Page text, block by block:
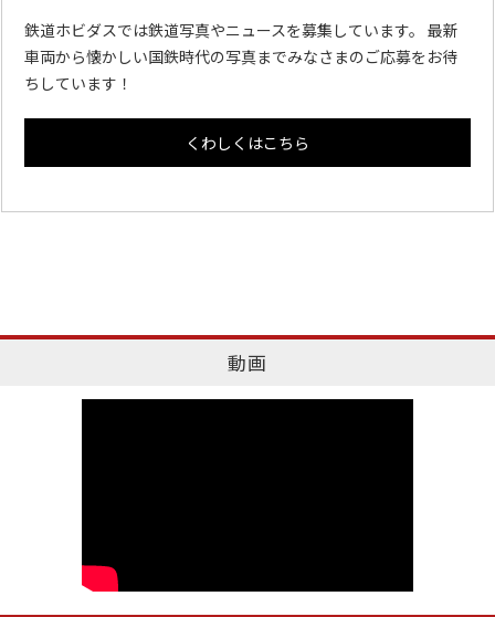
鉄道ホビダスでは鉄道写真やニュースを募集しています。 最新
車両から懐かしい国鉄時代の写真までみなさまのご応募をお待
ちしています！
くわしくはこちら
動画